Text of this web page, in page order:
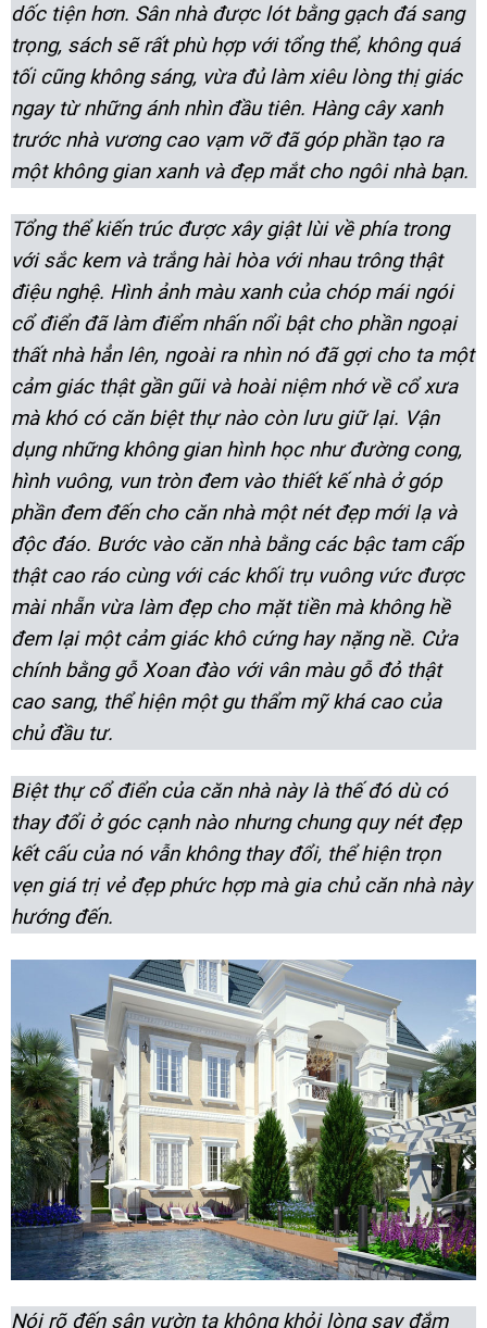
dốc tiện hơn. Sân nhà được lót bằng gạch đá sang
trọng, sách sẽ rất phù hợp với tổng thể, không quá
tối cũng không sáng, vừa đủ làm xiêu lòng thị giác
ngay từ những ánh nhìn đầu tiên. Hàng cây xanh
trước nhà vương cao vạm vỡ đã góp phần tạo ra
một không gian xanh và đẹp mắt cho ngôi nhà bạn.
Tổng thể kiến trúc được xây giật lùi về phía trong
với sắc kem và trắng hài hòa với nhau trông thật
điệu nghệ. Hình ảnh màu xanh của chóp mái ngói
cổ điển đã làm điểm nhấn nổi bật cho phần ngoại
thất nhà hẳn lên, ngoài ra nhìn nó đã gợi cho ta một
cảm giác thật gần gũi và hoài niệm nhớ về cổ xưa
mà khó có căn biệt thự nào còn lưu giữ lại. Vận
dụng những không gian hình học như đường cong,
hình vuông, vun tròn đem vào thiết kế nhà ở góp
phần đem đến cho căn nhà một nét đẹp mới lạ và
độc đáo. Bước vào căn nhà bằng các bậc tam cấp
thật cao ráo cùng với các khối trụ vuông vức được
mài nhẵn vừa làm đẹp cho mặt tiền mà không hề
đem lại một cảm giác khô cứng hay nặng nề. Cửa
chính bằng gỗ Xoan đào với vân màu gỗ đỏ thật
cao sang, thể hiện một gu thẩm mỹ khá cao của
chủ đầu tư.
Biệt thự cổ điển của căn nhà này là thế đó dù có
thay đổi ở góc cạnh nào nhưng chung quy nét đẹp
kết cấu của nó vẫn không thay đổi, thể hiện trọn
vẹn giá trị vẻ đẹp phức hợp mà gia chủ căn nhà này
hướng đến.
Nói rõ đến sân vườn ta không khỏi lòng say đắm